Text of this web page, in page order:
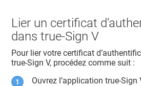
Lier un certificat
dans true-Sign V
Pour lier votre certificat
true-Sign V, procédez comme suit :
Ouvrez l’application true-Sign